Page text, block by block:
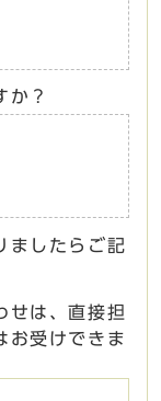
か？
ましたらご記
せは、直接担
お受けできま